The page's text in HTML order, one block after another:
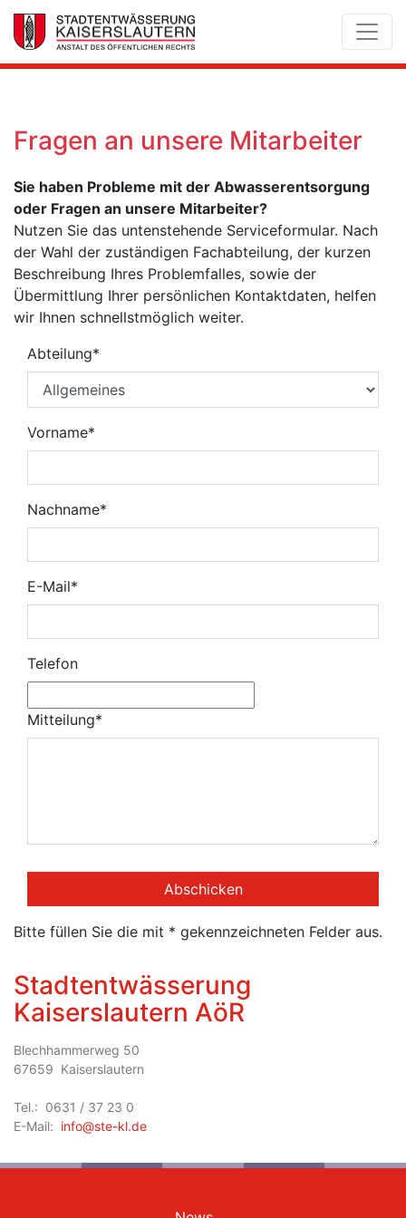
Fragen an unsere Mitarbeiter
Sie haben Probleme mit der Abwasserentsorgung
oder Fragen an unsere Mitarbeiter?
Nutzen Sie das untenstehende Serviceformular. Nach
der Wahl der zuständigen Fachabteilung, der kurzen
Beschreibung Ihres Problemfalles, sowie der
Übermittlung Ihrer persönlichen Kontaktdaten, helfen
wir Ihnen schnellstmöglich weiter.
Abteilung*
Vorname*
Nachname*
E-Mail*
Telefon
Mitteilung*
Bitte füllen Sie die mit * gekennzeichneten Felder aus.
Stadtentwässerung
Kaiserslautern AöR
Blechhammerweg 50
67659 Kaiserslautern
Tel.: 0631 / 37 23 0
E-Mail: info@ste-kl.de